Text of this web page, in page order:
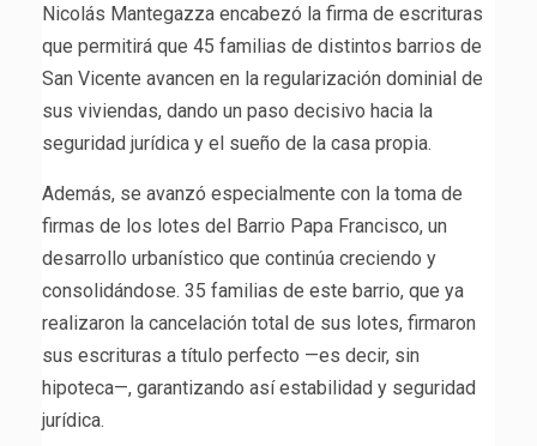
Nicolás Mantegazza encabezó la firma de escrituras
que permitirá que 45 familias de distintos barrios de
San Vicente avancen en la regularización dominial de
sus viviendas, dando un paso decisivo hacia la
seguridad jurídica y el sueño de la casa propia.
Además, se avanzó especialmente con la toma de
firmas de los lotes del Barrio Papa Francisco, un
desarrollo urbanístico que continúa creciendo y
consolidándose. 35 familias de este barrio, que ya
realizaron la cancelación total de sus lotes, firmaron
sus escrituras a título perfecto —es decir, sin
hipoteca—, garantizando así estabilidad y seguridad
jurídica.